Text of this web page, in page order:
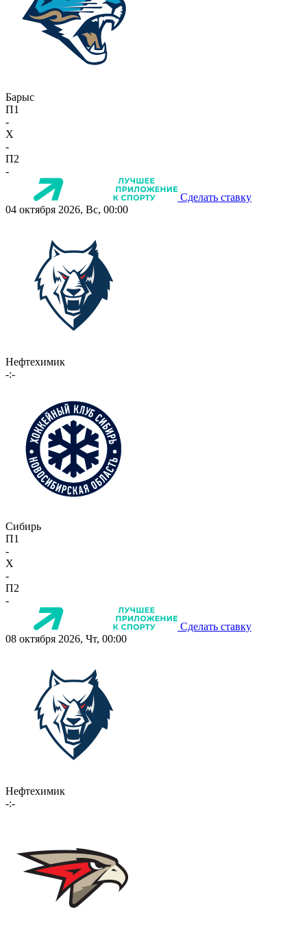
Барыс
П1
-
X
-
П2
-
Сделать ставку
04 октября 2026, Вс, 00:00
Нефтехимик
-:-
Сибирь
П1
-
X
-
П2
-
Сделать ставку
08 октября 2026, Чт, 00:00
Нефтехимик
-:-